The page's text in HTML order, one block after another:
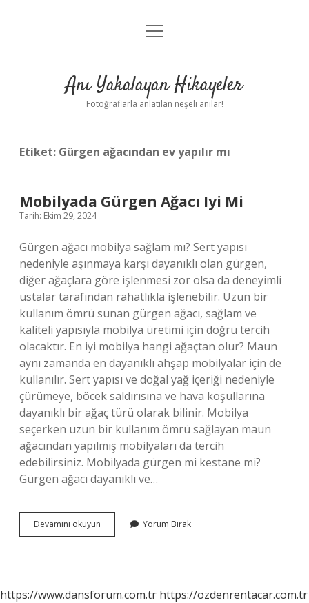
Anasayfa
Yasal Uyarı
menüyü
Anı Yakalayan Hikayeler
Fotoğraflarla anlatılan neşeli anılar!
Etiket: Gürgen ağacından ev yapılır mı
Mobilyada Gürgen Ağacı Iyi Mi
Tarih: Ekim 29, 2024
Gürgen ağacı mobilya sağlam mı? Sert yapısı
nedeniyle aşınmaya karşı dayanıklı olan gürgen,
diğer ağaçlara göre işlenmesi zor olsa da deneyimli
ustalar tarafından rahatlıkla işlenebilir. Uzun bir
kullanım ömrü sunan gürgen ağacı, sağlam ve
kaliteli yapısıyla mobilya üretimi için doğru tercih
olacaktır. En iyi mobilya hangi ağaçtan olur? Maun
aynı zamanda en dayanıklı ahşap mobilyalar için de
kullanılır. Sert yapısı ve doğal yağ içeriği nedeniyle
çürümeye, böcek saldırısına ve hava koşullarına
dayanıklı bir ağaç türü olarak bilinir. Mobilya
seçerken uzun bir kullanım ömrü sağlayan maun
ağacından yapılmış mobilyaları da tercih
edebilirsiniz. Mobilyada gürgen mi kestane mi?
Gürgen ağacı dayanıklı ve…
Devamını okuyun Mobilyada
Gürgen
Yorum Bırak
https://www.dansforum.com.tr https://ozdenrentacar.com.tr